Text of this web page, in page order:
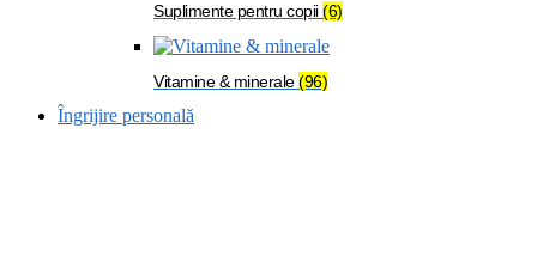
Suplimente pentru copii(6)
Vitamine & minerale(96)
Îngrijire personală